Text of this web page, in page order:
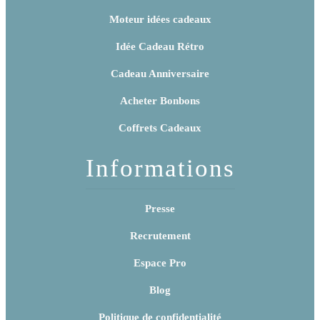
Moteur idées cadeaux
Idée Cadeau Rétro
Cadeau Anniversaire
Acheter Bonbons
Coffrets Cadeaux
Informations
Presse
Recrutement
Espace Pro
Blog
Politique de confidentialité